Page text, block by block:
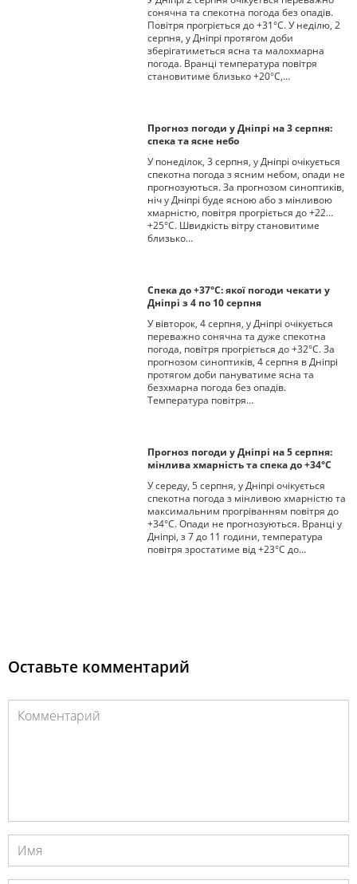
сонячна та спекотна погода без опадів.
Повітря прогріється до +31°С. У неділю, 2
серпня, у Дніпрі протягом доби
зберігатиметься ясна та малохмарна
погода. Вранці температура повітря
становитиме близько +20°С,…
Прогноз погоди у Дніпрі на 3 серпня:
спека та ясне небо
У понеділок, 3 серпня, у Дніпрі очікується
спекотна погода з ясним небом, опади не
прогнозуються. За прогнозом синоптиків,
ніч у Дніпрі буде ясною або з мінливою
хмарністю, повітря прогріється до +22…
+25°С. Швидкість вітру становитиме
близько…
Спека до +37°С: якої погоди чекати у
Дніпрі з 4 по 10 серпня
У вівторок, 4 серпня, у Дніпрі очікується
переважно сонячна та дуже спекотна
погода, повітря прогріється до +32°С. За
прогнозом синоптиків, 4 серпня в Дніпрі
протягом доби пануватиме ясна та
безхмарна погода без опадів.
Температура повітря…
Прогноз погоди у Дніпрі на 5 серпня:
мінлива хмарність та спека до +34°С
У середу, 5 серпня, у Дніпрі очікується
спекотна погода з мінливою хмарністю та
максимальним прогріванням повітря до
+34°С. Опади не прогнозуються. Вранці у
Дніпрі, з 7 до 11 години, температура
повітря зростатиме від +23°С до…
Оставьте комментарий